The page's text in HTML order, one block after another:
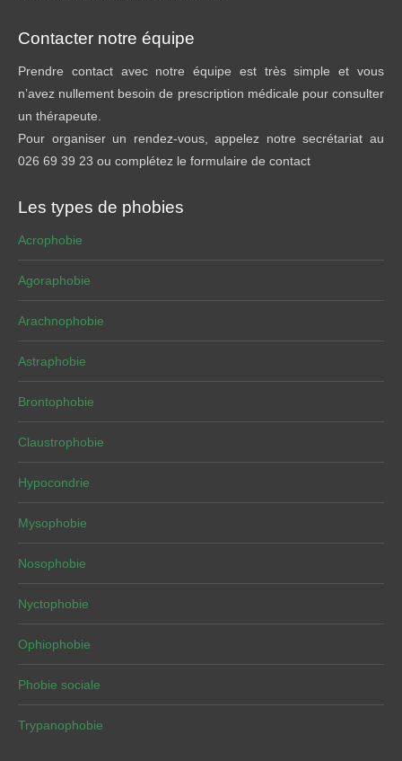
Contacter notre équipe
Prendre contact avec notre équipe est très simple et vous
n’avez nullement besoin de prescription médicale pour consulter
un thérapeute.
Pour organiser un rendez-vous, appelez notre secrétariat au
026 69 39 23 ou complétez le formulaire de contact
Les types de phobies
Acrophobie
Agoraphobie
Arachnophobie
Astraphobie
Brontophobie
Claustrophobie
Hypocondrie
Mysophobie
Nosophobie
Nyctophobie
Ophiophobie
Phobie sociale
Trypanophobie